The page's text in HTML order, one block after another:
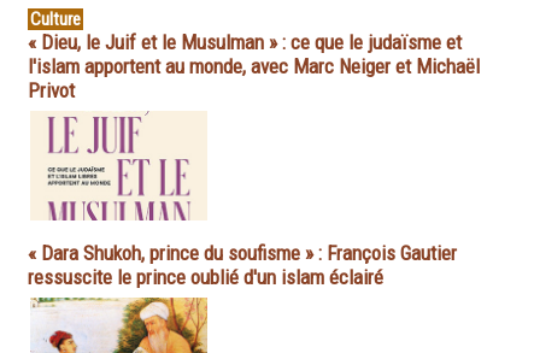
Culture
« Dieu, le Juif et le Musulman » : ce que le judaïsme et
l'islam apportent au monde, avec Marc Neiger et Michaël
Privot
« Dara Shukoh, prince du soufisme » : François Gautier
ressuscite le prince oublié d'un islam éclairé